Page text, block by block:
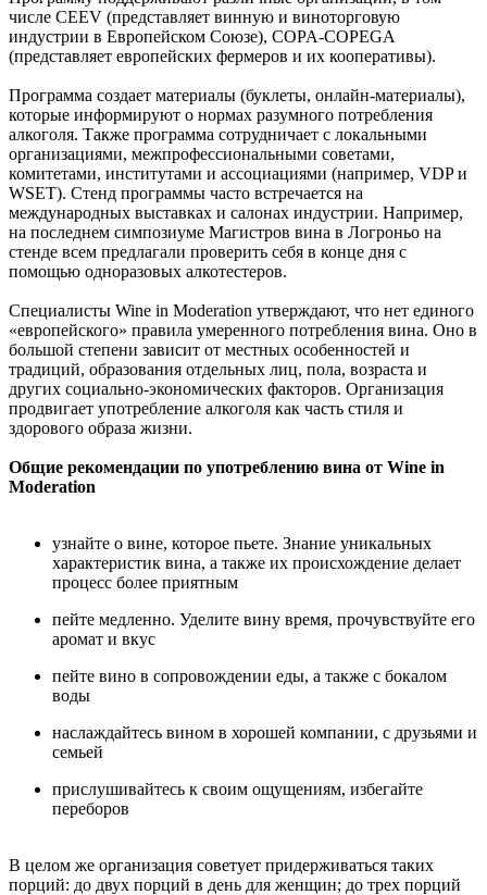
числе CEEV (представляет винную и виноторговую
индустрии в Европейском Союзе), COPA-COPEGA
(представляет европейских фермеров и их кооперативы).
Программа создает материалы (буклеты, онлайн-материалы),
которые информируют о нормах разумного потребления
алкоголя. Также программа сотрудничает с локальными
организациями, межпрофессиональными советами,
комитетами, институтами и ассоциациями (например, VDP и
WSET). Стенд программы часто встречается на
международных выставках и салонах индустрии. Например,
на последнем симпозиуме Магистров вина в Логроньо на
стенде всем предлагали проверить себя в конце дня с
помощью одноразовых алкотестеров.
Специалисты Wine in Moderation утверждают, что нет единого
«европейского» правила умеренного потребления вина. Оно в
большой степени зависит от местных особенностей и
традиций, образования отдельных лиц, пола, возраста и
других социально-экономических факторов. Организация
продвигает употребление алкоголя как часть стиля и
здорового образа жизни.
Общие рекомендации по употреблению вина от Wine in
Moderation
узнайте о вине, которое пьете. Знание уникальных
характеристик вина, а также их происхождение делает
процесс более приятным
пейте медленно. Уделите вину время, прочувствуйте его
аромат и вкус
пейте вино в сопровождении еды, а также с бокалом
воды
наслаждайтесь вином в хорошей компании, с друзьями и
семьей
прислушивайтесь к своим ощущениям, избегайте
переборов
В целом же организация советует придерживаться таких
порций: до двух порций в день для женщин; до трех порций